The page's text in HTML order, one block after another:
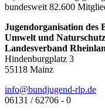
bundesweit 82.600
Jugendorganisation des
Umwelt und
Landesverband
Hindenburgplatz 3
55118 Mainz
ed.plr-dnegujdnub@ofni
06131 / 62706 - 0